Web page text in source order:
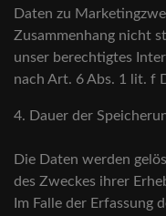
Daten zu
Zusammenhang nicht
unser berechtigtes
nach Art. 6 Abs. 1 lit. f
4. Dauer der
Die Daten werden
des Zweckes ihrer
Im Falle der Erfassung